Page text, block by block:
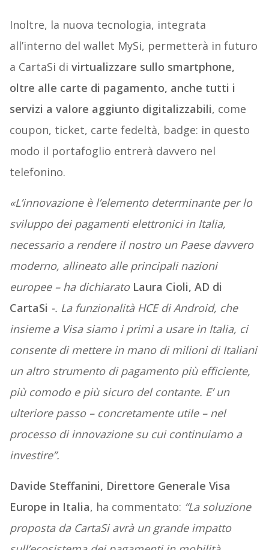
Inoltre, la nuova tecnologia, integrata
all’interno del wallet MySi, permetterà in futuro
a CartaSi di virtualizzare sullo smartphone,
oltre alle carte di pagamento, anche tutti i
servizi a valore aggiunto digitalizzabili, come
coupon, ticket, carte fedeltà, badge: in questo
modo il portafoglio entrerà davvero nel
telefonino.
«L’innovazione è l’elemento determinante per lo
sviluppo dei pagamenti elettronici in Italia,
necessario a rendere il nostro un Paese davvero
moderno, allineato alle principali nazioni
europee – ha dichiarato Laura Cioli, AD di
CartaSi -. La funzionalità HCE di Android, che
insieme a Visa siamo i primi a usare in Italia, ci
consente di mettere in mano di milioni di Italiani
un altro strumento di pagamento più efficiente,
più comodo e più sicuro del contante. E’ un
ulteriore passo – concretamente utile – nel
processo di innovazione su cui continuiamo a
investire”.
Davide Steffanini, Direttore Generale Visa
Europe in Italia, ha commentato: “La soluzione
proposta da CartaSi avrà un grande impatto